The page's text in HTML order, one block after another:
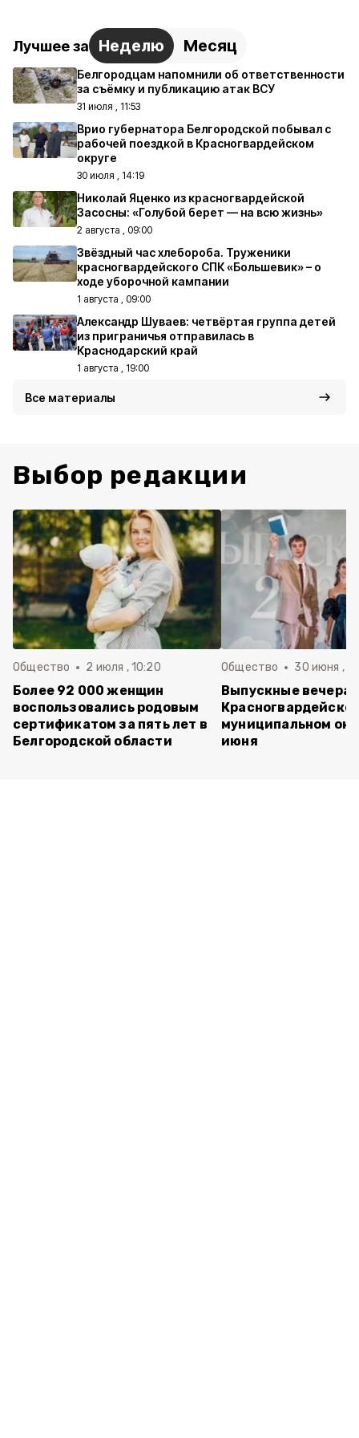
Лучшее за Неделю Месяц
Белгородцам напомнили об ответственности
за съёмку и публикацию атак ВСУ
31 июля , 11:53
Врио губернатора Белгородской побывал с
рабочей поездкой в Красногвардейском
округе
30 июля , 14:19
Николай Яценко из красногвардейской
Засосны: «Голубой берет — на всю жизнь»
2 августа , 09:00
Звёздный час хлебороба. Труженики
красногвардейского СПК «Большевик» – о
ходе уборочной кампании
1 августа , 09:00
Александр Шуваев: четвёртая группа детей
из приграничья отправилась в
Краснодарский край
1 августа , 19:00
Все материалы
Выбор редакции
Общество 2 июля , 10:20
Более 92 000 женщин
воспользовались родовым
сертификатом за пять лет в
Белгородской области
Общество 30 июня ,
Выпускные вечера
муниципальном
июня